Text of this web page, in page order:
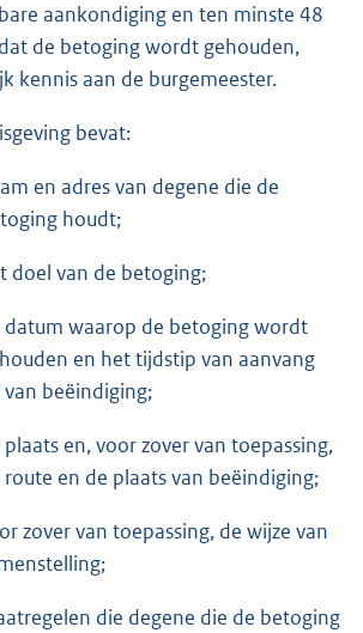
aankondiging en ten minste 48
de betoging wordt gehouden,
kennis aan de burgemeester.
bevat:
en adres van degene die de
houdt;
doel van de betoging;
datum waarop de betoging wordt
en het tijdstip van aanvang
van beëindiging;
plaats en, voor zover van toepassing,
route en de plaats van beëindiging;
zover van toepassing, de wijze van
die degene die de betoging